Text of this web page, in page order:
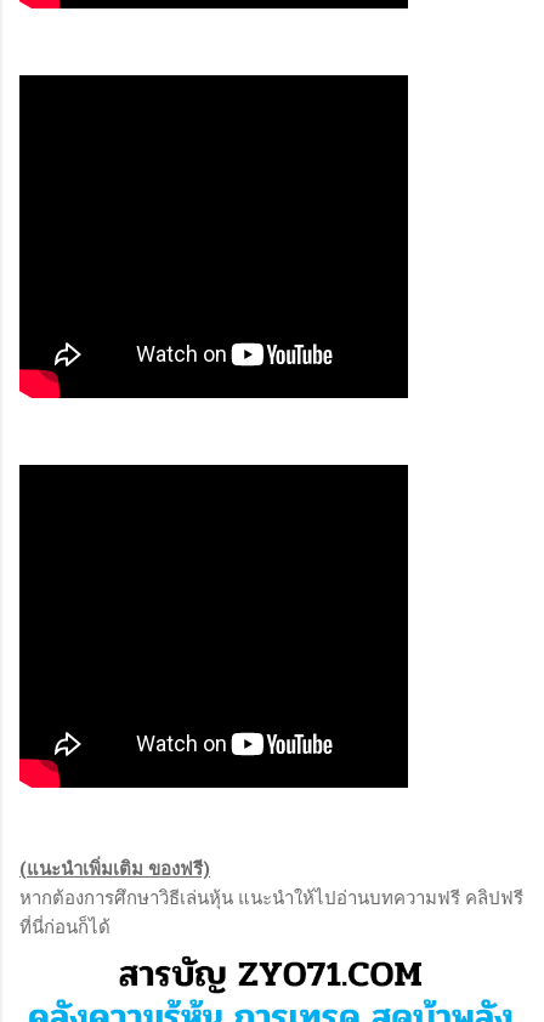
(แนะนำเพิ่มเติม ของฟรี)
หากต้องการศึกษาวิธีเล่นหุ้น แนะนำให้ไปอ่านบทความฟรี คลิปฟรี
ที่นี่ก่อนก็ได้